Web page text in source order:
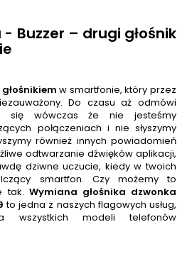
- Buzzer – drugi głośnik
głośnikiem w smartfonie, który przez
Do czasu aż odmówi
się wówczas że nie jesteśmy
połączeniach i nie słyszymy
również innych powiadomień
odtwarzanie dźwięków aplikacji,
dziwne uczucie, kiedy w twoich
smartfon. Czy możemy to
tak. Wymiana głośnika dzwonka
to jedna z naszych flagowych usług,
wszystkich modeli telefonów